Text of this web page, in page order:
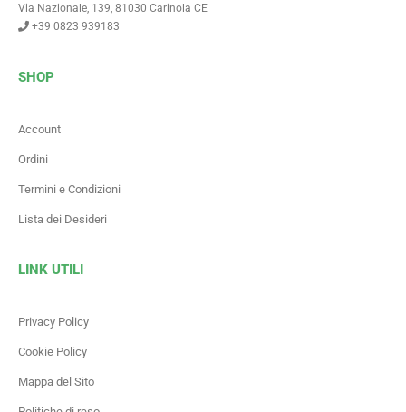
Via Nazionale, 139, 81030 Carinola CE
+39 0823 939183
SHOP
Account
Ordini
Termini e Condizioni
Lista dei Desideri
LINK UTILI
Privacy Policy
Cookie Policy
Mappa del Sito